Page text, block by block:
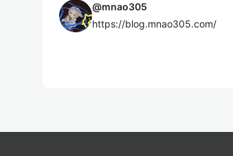
@mnao305
https://blog.mnao305.com/